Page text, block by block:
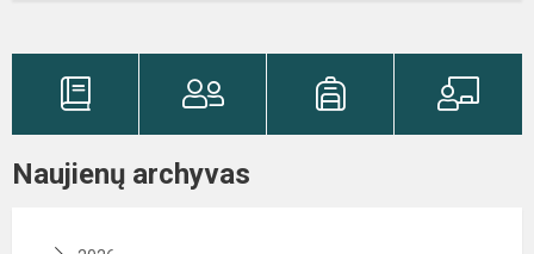
Naujienų archyvas